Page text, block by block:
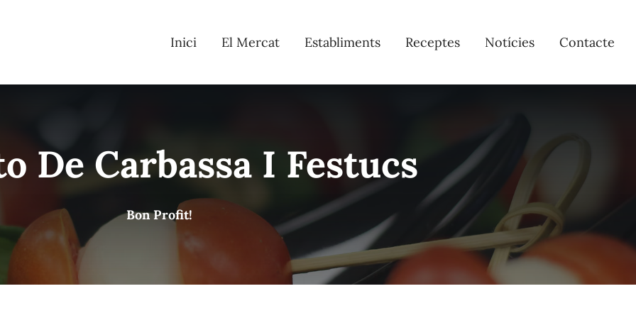
Inici El Mercat Establiments Receptes Notícies Contacte
De Carbassa I Festucs
Bon Profit!